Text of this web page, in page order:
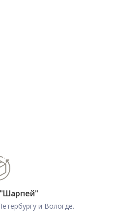
и Вологде.